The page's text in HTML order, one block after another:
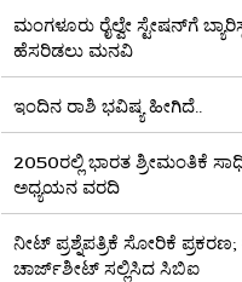
ಮಂಗಳೂರು ರೈಲ್ವೇ ಸ್ಟೇಷನ್‌ಗೆ
ಹೆಸರಿಡಲು ಮನವಿ
ಇಂದಿನ ರಾಶಿ ಭವಿಷ್ಯ ಹೀಗಿದೆ..
2050ರಲ್ಲಿ ಭಾರತ ಶ್ರೀಮಂತಿಕೆ
ಅಧ್ಯಯನ ವರದಿ
ನೀಟ್ ಪ್ರಶ್ನೆಪತ್ರಿಕೆ ಸೋರಿಕೆ
ಚಾರ್ಜ್‌ಶೀಟ್ ಸಲ್ಲಿಸಿದ ಸಿಬಿಐ